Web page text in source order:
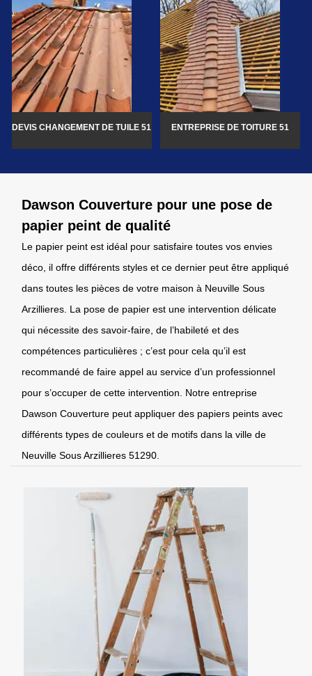
DEVIS CHANGEMENT DE TUILE 51 ENTREPRISE DE TOITURE 51
Dawson Couverture pour une pose de
papier peint de qualité
Le papier peint est idéal pour satisfaire toutes vos envies
déco, il offre différents styles et ce dernier peut être appliqué
dans toutes les pièces de votre maison à Neuville Sous
Arzillieres. La pose de papier est une intervention délicate
qui nécessite des savoir-faire, de l’habileté et des
compétences particulières ; c’est pour cela qu’il est
recommandé de faire appel au service d’un professionnel
pour s’occuper de cette intervention. Notre entreprise
Dawson Couverture peut appliquer des papiers peints avec
différents types de couleurs et de motifs dans la ville de
Neuville Sous Arzillieres 51290.